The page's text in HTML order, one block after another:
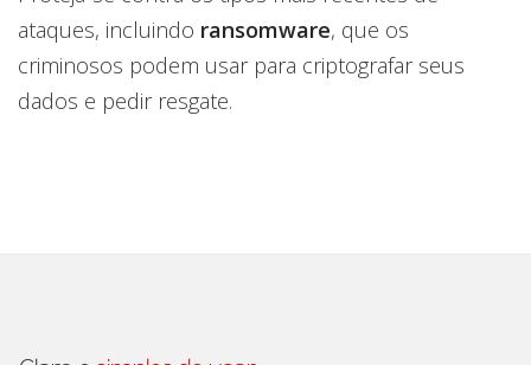
ataques, incluindo ransomware, que os
criminosos podem usar para criptografar seus
dados e pedir resgate.